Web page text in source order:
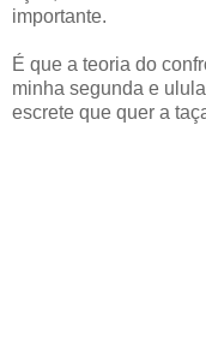
importante.
É que a teoria do
minha segunda e
escrete que quer a